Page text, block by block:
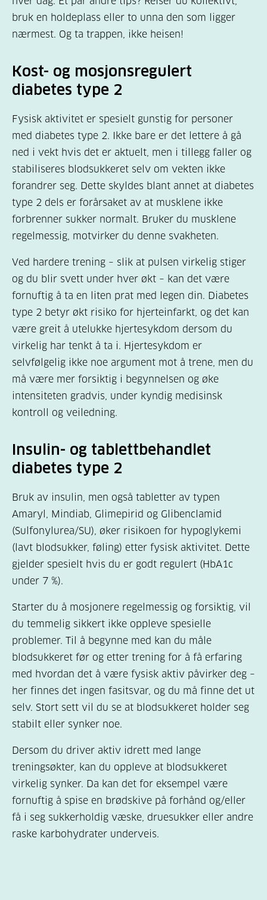
bruk en holdeplass eller to unna den som ligger
nærmest. Og ta trappen, ikke heisen!
Kost- og mosjonsregulert
diabetes type 2
Fysisk aktivitet er spesielt gunstig for personer
med diabetes type 2. Ikke bare er det lettere å gå
ned i vekt hvis det er aktuelt, men i tillegg faller og
stabiliseres blodsukkeret selv om vekten ikke
forandrer seg. Dette skyldes blant annet at diabetes
type 2 dels er forårsaket av at musklene ikke
forbrenner sukker normalt. Bruker du musklene
regelmessig, motvirker du denne svakheten.
Ved hardere trening – slik at pulsen virkelig stiger
og du blir svett under hver økt – kan det være
fornuftig å ta en liten prat med legen din. Diabetes
type 2 betyr økt risiko for hjerteinfarkt, og det kan
være greit å utelukke hjertesykdom dersom du
virkelig har tenkt å ta i. Hjertesykdom er
selvfølgelig ikke noe argument mot å trene, men du
må være mer forsiktig i begynnelsen og øke
intensiteten gradvis, under kyndig medisinsk
kontroll og veiledning.
Insulin- og tablettbehandlet
diabetes type 2
Bruk av insulin, men også tabletter av typen
Amaryl, Mindiab, Glimepirid og Glibenclamid
(Sulfonylurea/SU), øker risikoen for hypoglykemi
(lavt blodsukker, føling) etter fysisk aktivitet. Dette
gjelder spesielt hvis du er godt regulert (HbA1c
under 7 %).
Starter du å mosjonere regelmessig og forsiktig, vil
du temmelig sikkert ikke oppleve spesielle
problemer. Til å begynne med kan du måle
blodsukkeret før og etter trening for å få erfaring
med hvordan det å være fysisk aktiv påvirker deg –
her finnes det ingen fasitsvar, og du må finne det ut
selv. Stort sett vil du se at blodsukkeret holder seg
stabilt eller synker noe.
Dersom du driver aktiv idrett med lange
treningsøkter, kan du oppleve at blodsukkeret
virkelig synker. Da kan det for eksempel være
fornuftig å spise en brødskive på forhånd og/eller
få i seg sukkerholdig væske, druesukker eller andre
raske karbohydrater underveis.